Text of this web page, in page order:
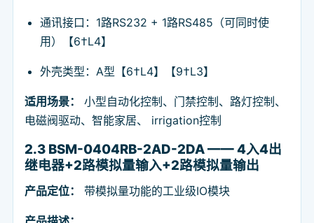
通讯接口：1路RS232 + 1路RS485（可同时使
用）【6†L4】
外壳类型：A型【6†L4】【9†L3】
适用场景：
小型自动化控制、门禁控制、路灯控制、
电磁阀驱动、智能家居、 irrigation控制
2.3 BSM-0404RB-2AD-2DA —— 4入4出
继电器+2路模拟量输入+2路模拟量输出
产品定位： 带模拟量功能的工业级IO模块